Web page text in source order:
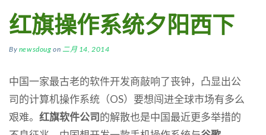
红旗操作系统夕阳西下
By newsdoug on 二月 14, 2014
中国一家最古老的软件开发商敲响了丧钟，凸显出公
司的计算机操作系统（OS）要想闯进全球市场有多么
艰难。 红旗软件公司的解散也是中国最近更多举措的